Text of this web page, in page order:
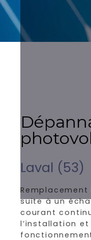
Laval (53)
suite à un
courant
l’installation